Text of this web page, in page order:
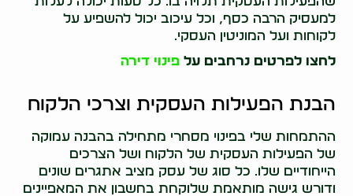
למעסיק הרבה כסף, וכל עיכוב יכול להשפיע על
לקוחות ועל המוניטין העסקי.
לחצו לפרטים נרחבים עלפינוי דירה
הבנת הפעילות העסקית וצרכי הלקוח
ההתמחות שלי בפינוי מסחרי מתחילה בהבנה עמוקה
של הפעילות העסקית של הלקוח ושל הצרכים
הייחודיים שלו. כל סוג של עסק מציב אתגרים שונים
ודורש גישה מותאמת שלוקחת בחשבון את המאפיינים